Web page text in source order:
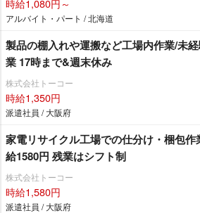
アルバイト・パート / 北海道
製品の棚入れや運搬など工場内作業/未
業 17時まで&週末休み
株式会社トーコー
時給1,350円
派遣社員 / 大阪府
家電リサイクル工場での仕分け・梱包
給1580円 残業はシフト制
株式会社トーコー
時給1,580円
派遣社員 / 大阪府